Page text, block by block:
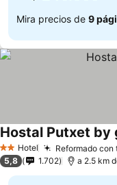
Mira precios de 9
2 Estrellas
Hotel Reformado con
Hostal Putxet by
5,8 1.702 a 2.5 km